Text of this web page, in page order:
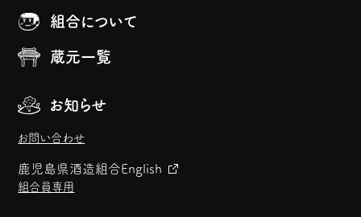
組合について
蔵元一覧
お知らせ
お問い合わせ
鹿児島県酒造組合English
組合員専用